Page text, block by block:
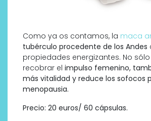
Como ya os contamos, la maca
tubérculo procedente de los Andes
propiedades energizantes. No
recobrar el impulso femenino,
más vitalidad y reduce los sofocos
menopausia.
Precio: 20 euros/ 60 cápsulas.